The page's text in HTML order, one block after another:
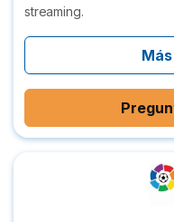
streaming.